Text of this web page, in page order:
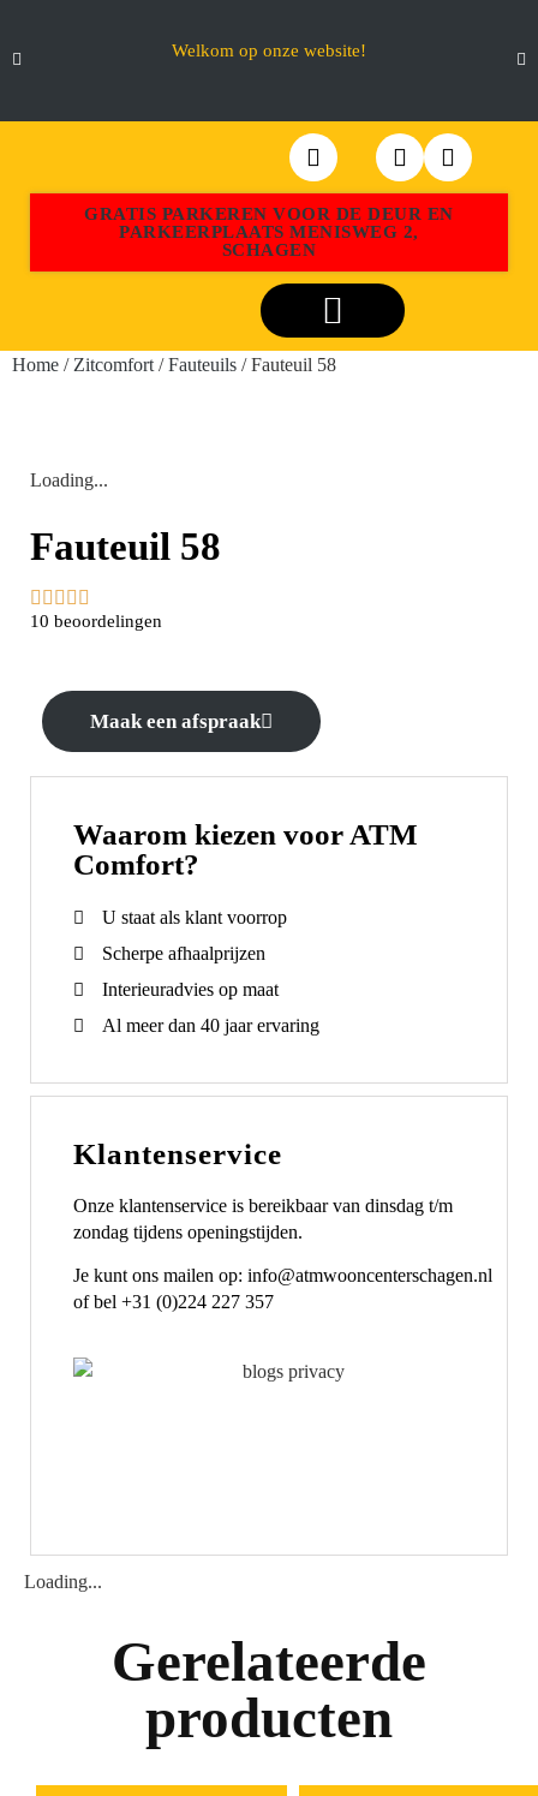
Welkom op onze website!
GRATIS PARKEREN VOOR DE DEUR EN
PARKEERPLAATS MENISWEG 2,
SCHAGEN
Home / Zitcomfort /Fauteuils / Fauteuil 58
Loading...
Fauteuil 58
    
10 beoordelingen
Maak een afspraak
Waarom kiezen voor ATM
Comfort?
U staat als klant voorrop
Scherpe afhaalprijzen
Interieuradvies op maat
Al meer dan 40 jaar ervaring
Klantenservice
Onze klantenservice is bereikbaar van dinsdag t/m
zondag tijdens openingstijden.
Je kunt ons mailen op: info@atmwooncenterschagen.nl
of bel +31 (0)224 227 357
Loading...
Gerelateerde
producten